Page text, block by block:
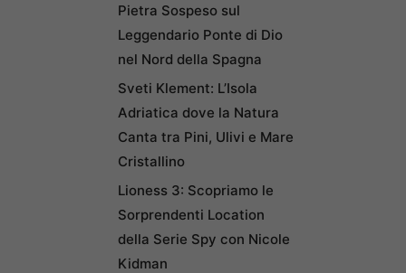
Pietra Sospeso sul
Leggendario Ponte di Dio
nel Nord della Spagna
Sveti Klement: L’Isola
Adriatica dove la Natura
Canta tra Pini, Ulivi e Mare
Cristallino
Lioness 3: Scopriamo le
Sorprendenti Location
della Serie Spy con Nicole
Kidman